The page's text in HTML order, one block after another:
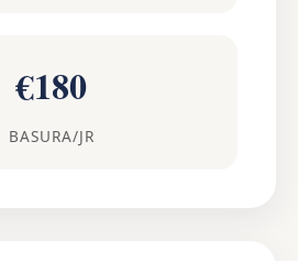
€180
BASURA/JR